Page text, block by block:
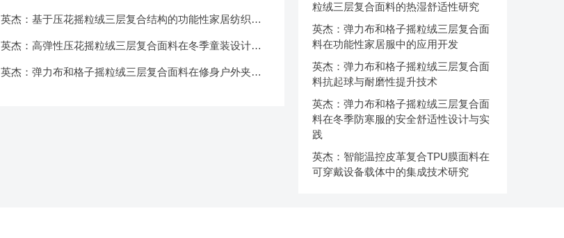
英杰：基于压花摇粒绒三层复合结构的功能性家居纺织品
英杰：高弹性压花摇粒绒三层复合面料在冬季童装设计中
英杰：弹力布和格子摇粒绒三层复合面料在修身户外夹克
粒绒三层复合面料的热湿舒适性研究
英杰：弹力布和格子摇粒绒三层复合面
料在功能性家居服中的应用开发
英杰：弹力布和格子摇粒绒三层复合面
料抗起球与耐磨性提升技术
英杰：弹力布和格子摇粒绒三层复合面
料在冬季防寒服的安全舒适性设计与实
践
英杰：智能温控皮革复合TPU膜面料在
可穿戴设备载体中的集成技术研究